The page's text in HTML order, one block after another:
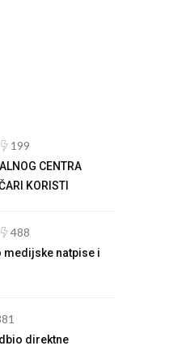
199
CENTRA
KORISTI
488
medijske natpise i
direktne